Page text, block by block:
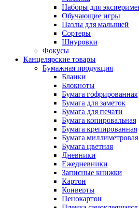
Наборы для
Обучающие игры
Пазлы для малышей
Сортеры
Шнуровки
Фокусы
Канцелярские товары
Бумажная продукция
Бланки
Блокноты
Бумага гофрированная
Бумага для заметок
Бумага для печати
Бумага копировальная
Бумага крепированная
Бумага миллиметровая
Бумага цветная
Дневники
Ежедневники
Записные книжки
Картон
Конверты
Пенокартон